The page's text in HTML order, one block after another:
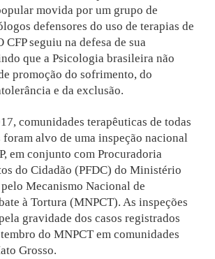
movida por um grupo de
defensores do uso de terapias de
CFP seguiu na defesa de sua
que a Psicologia brasileira não
promoção do sofrimento, do
e da exclusão.
comunidades terapêuticas de todas
foram alvo de uma inspeção nacional
em conjunto com Procuradoria
do Cidadão (PFDC) do Ministério
Mecanismo Nacional de
à Tortura (MNPCT). As inspeções
gravidade dos casos registrados
do MNPCT em comunidades
Grosso.